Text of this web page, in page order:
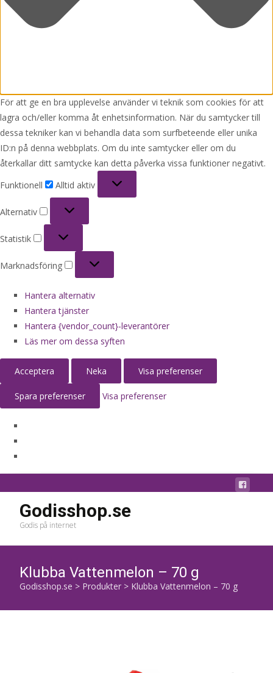
För att ge en bra upplevelse använder vi teknik som cookies för att
lagra och/eller komma åt enhetsinformation. När du samtycker till
dessa tekniker kan vi behandla data som surfbeteende eller unika
ID:n på denna webbplats. Om du inte samtycker eller om du
återkallar ditt samtycke kan detta påverka vissa funktioner negativt.
Funktionell
Alltid aktiv
Alternativ
Statistik
Marknadsföring
Hantera alternativ
Hantera tjänster
Hantera {vendor_count}-leverantörer
Läs mer om dessa syften
Acceptera Neka Visa preferenser
Spara preferenser Visa preferenser
Godisshop.se
Godis på internet
Klubba Vattenmelon – 70 g
Godisshop.se > Produkter > Klubba Vattenmelon – 70 g